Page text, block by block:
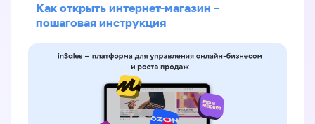
Как открыть интернет-магазин –
пошаговая инструкция